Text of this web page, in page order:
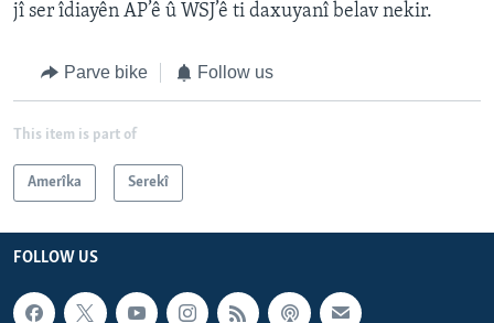
jî ser îdiayên AP’ê û WSJ’ê ti daxuyanî belav nekir.
Parve bike Follow us
This item is part of
Amerîka Serekî
FOLLOW US